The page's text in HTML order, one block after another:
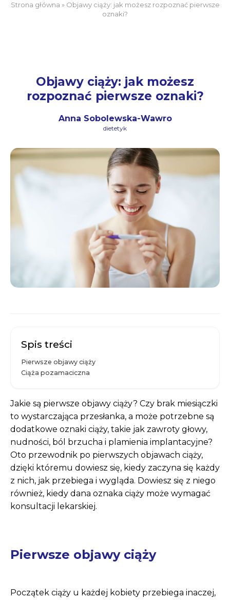
Strona główna » Objawy ciąży: jak możesz rozpoznać pierwsze
oznaki?
Objawy ciąży: jak możesz
rozpoznać pierwsze oznaki?
Anna Sobolewska-Wawro
dietetyk
Spis treści
Pierwsze objawy ciąży
Ciąża pozamaciczna
Jakie są pierwsze objawy ciąży? Czy brak miesiączki
to wystarczająca przesłanka, a może potrzebne są
dodatkowe oznaki ciąży, takie jak zawroty głowy,
nudności, ból brzucha i plamienia implantacyjne?
Oto przewodnik po pierwszych objawach ciąży,
dzięki któremu dowiesz się, kiedy zaczyna się każdy
z nich, jak przebiega i wygląda. Dowiesz się z niego
również, kiedy dana oznaka ciąży może wymagać
konsultacji lekarskiej.
Pierwsze objawy ciąży
Początek ciąży u każdej kobiety przebiega inaczej,